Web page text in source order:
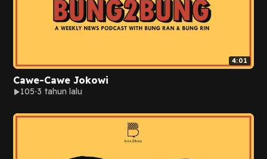
4:01
Cawe-Cawe Jokowi
105 3 tahun lalu